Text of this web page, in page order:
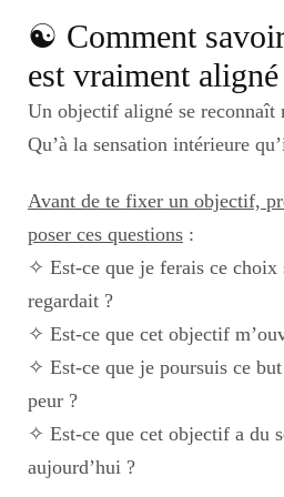
☯︎ Comment
est vraiment aligné
Un objectif aligné se
Qu’à la sensation intérieure
Avant de te fixer un objectif,
poser ces questions :
✧ Est-ce que je ferais ce choix
regardait ?
✧ Est-ce que cet objectif
✧ Est-ce que je poursuis ce
peur ?
✧ Est-ce que cet objectif a du
aujourd’hui ?